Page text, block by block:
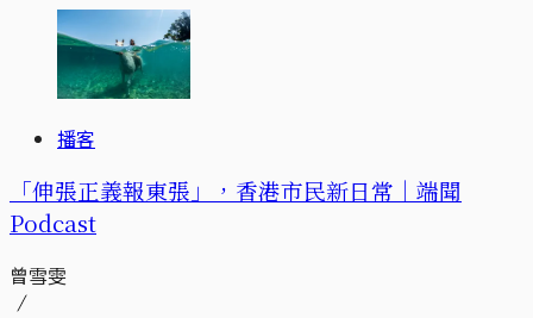
播客
「伸張正義報東張」，香港市民新日常｜端聞
Podcast
曾雪雯